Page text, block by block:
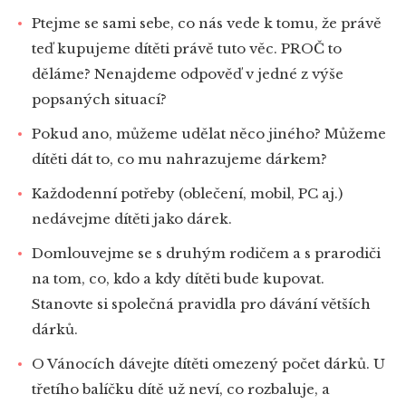
Ptejme se sami sebe, co nás vede k tomu, že právě
teď kupujeme dítěti právě tuto věc. PROČ to
děláme? Nenajdeme odpověď v jedné z výše
popsaných situací?
Pokud ano, můžeme udělat něco jiného? Můžeme
dítěti dát to, co mu nahrazujeme dárkem?
Každodenní potřeby (oblečení, mobil, PC aj.)
nedávejme dítěti jako dárek.
Domlouvejme se s druhým rodičem a s prarodiči
na tom, co, kdo a kdy dítěti bude kupovat.
Stanovte si společná pravidla pro dávání větších
dárků.
O Vánocích dávejte dítěti omezený počet dárků. U
třetího balíčku dítě už neví, co rozbaluje, a